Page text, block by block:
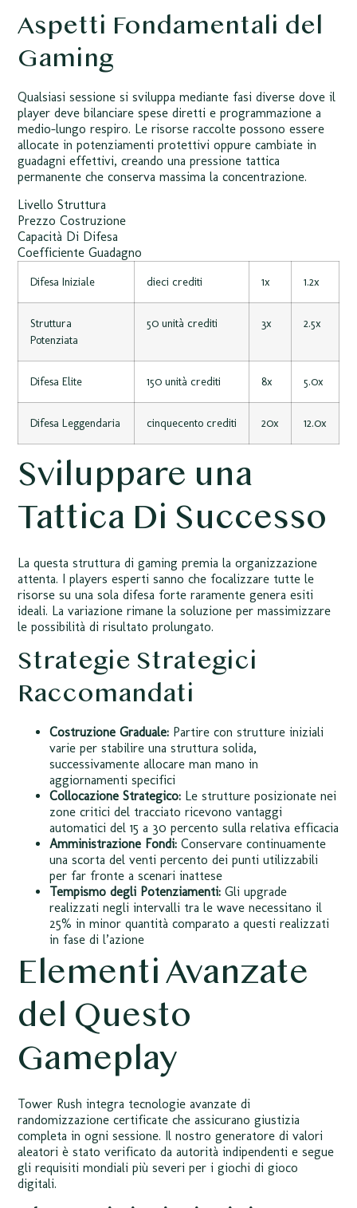
Aspetti Fondamentali del
Gaming
Qualsiasi sessione si sviluppa mediante fasi diverse dove il
player deve bilanciare spese diretti e programmazione a
medio-lungo respiro. Le risorse raccolte possono essere
allocate in potenziamenti protettivi oppure cambiate in
guadagni effettivi, creando una pressione tattica
permanente che conserva massima la concentrazione.
Livello Struttura
Prezzo Costruzione
Capacità Di Difesa
Coefficiente Guadagno
Difesa Iniziale dieci crediti 1x 1.2x
Struttura
Potenziata
50 unità crediti 3x 2.5x
Difesa Elite 150 unità crediti 8x 5.0x
Difesa Leggendaria cinquecento crediti 20x 12.0x
Sviluppare una
Tattica Di Successo
La questa struttura di gaming premia la organizzazione
attenta. I players esperti sanno che focalizzare tutte le
risorse su una sola difesa forte raramente genera esiti
ideali. La variazione rimane la soluzione per massimizzare
le possibilità di risultato prolungato.
Strategie Strategici
Raccomandati
Costruzione Graduale: Partire con strutture iniziali
varie per stabilire una struttura solida,
successivamente allocare man mano in
aggiornamenti specifici
Collocazione Strategico: Le strutture posizionate nei
zone critici del tracciato ricevono vantaggi
automatici del 15 a 30 percento sulla relativa efficacia
Amministrazione Fondi: Conservare continuamente
una scorta del venti percento dei punti utilizzabili
per far fronte a scenari inattese
Tempismo degli Potenziamenti: Gli upgrade
realizzati negli intervalli tra le wave necessitano il
25% in minor quantità comparato a questi realizzati
in fase di l’azione
Elementi Avanzate
del Questo
Gameplay
Tower Rush integra tecnologie avanzate di
randomizzazione certificate che assicurano giustizia
completa in ogni sessione. Il nostro generatore di valori
aleatori è stato verificato da autorità indipendenti e segue
gli requisiti mondiali più severi per i giochi di gioco
digitali.